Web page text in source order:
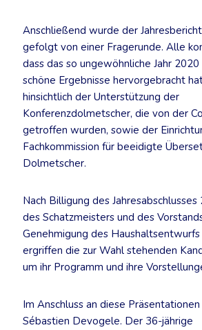
Anschließend wurde der
gefolgt von einer Fragerunde. Alle
dass das so ungewöhnliche Jahr
schöne Ergebnisse hervorgebracht
hinsichtlich der Unterstützung der
Konferenzdolmetscher, die von der
getroffen wurden, sowie der
Fachkommission für beeidigte
Dolmetscher.
Nach Billigung des
des Schatzmeisters und des
Genehmigung des Haushaltsentwurfs
ergriffen die zur Wahl stehenden
um ihr Programm und ihre
Im Anschluss an diese
Sébastien Devogele. Der 36-jährige